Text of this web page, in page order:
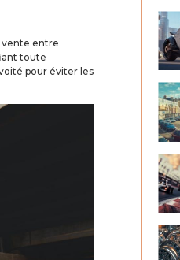
vente entre
toute
pour éviter les